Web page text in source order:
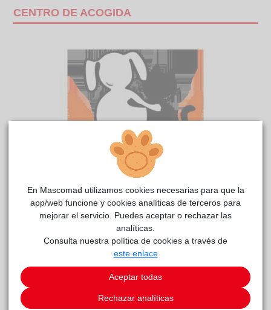
CENTRO DE ACOGIDA
Eternalreside actualmente en el centro de acogida
RIVAnimal
Qué os podemos contar de Eternal? Que es un jovenzuelo
encantador. Con esa carita y esas ganas locas de interactuar
contigo. Todavia se está adaptando al centro pero aprende
En Mascomad utilizamos cookies necesarias para que la
app/web funcione y cookies analíticas de terceros para
mejorar el servicio. Puedes aceptar o rechazar las
analíticas.
Consulta nuestra política de cookies a través de
este enlace
Aceptar todas
Rechazar analíticas